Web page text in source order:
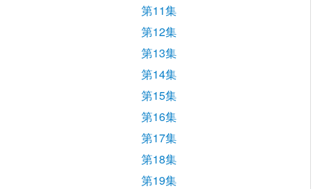
第11集
第12集
第13集
第14集
第15集
第16集
第17集
第18集
第19集